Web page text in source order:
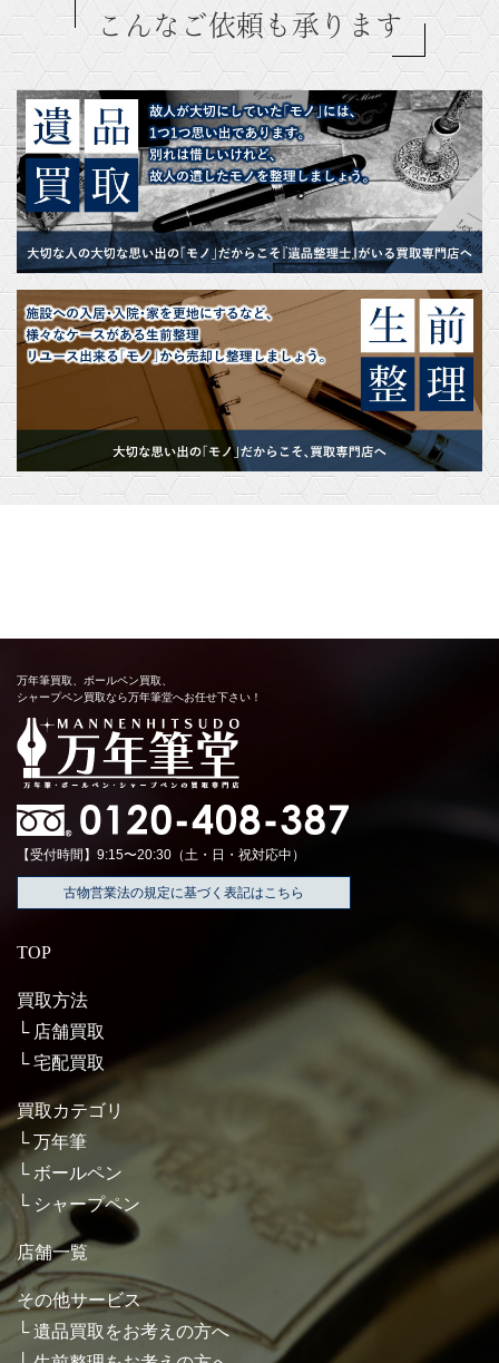
こんなご依頼も承ります
万年筆買取、ボールペン買取、
シャープペン買取なら万年筆堂へお任せ下さい！
【受付時間】9:15〜20:30（土・日・祝対応中）
古物営業法の規定に基づく表記はこちら
TOP
買取方法
店舗買取
宅配買取
買取カテゴリ
万年筆
ボールペン
シャープペン
店舗一覧
その他サービス
遺品買取をお考えの方へ